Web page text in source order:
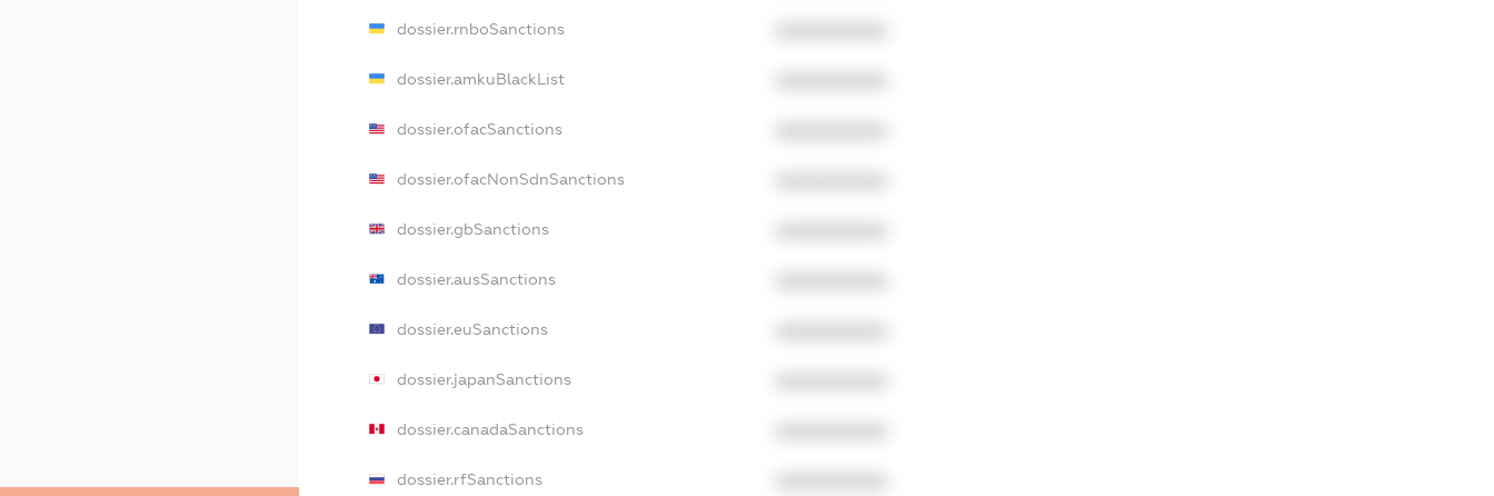
dossier.rnboSanctions
dossier.amkuBlackList
dossier.ofacSanctions
dossier.ofacNonSdnSanctions
dossier.gbSanctions
dossier.ausSanctions
dossier.euSanctions
dossier.japanSanctions
dossier.canadaSanctions
dossier.rfSanctions